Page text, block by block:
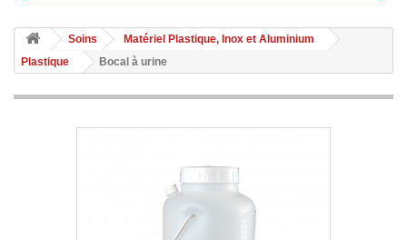
Soins
Matériel Plastique, Inox et Aluminium
Plastique
Bocal à urine